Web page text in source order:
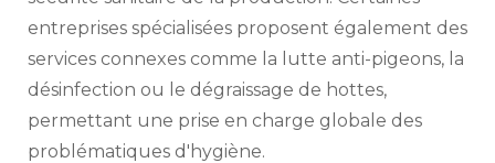
entreprises spécialisées proposent également des
services connexes comme la lutte anti-pigeons, la
désinfection ou le dégraissage de hottes,
permettant une prise en charge globale des
problématiques d'hygiène.